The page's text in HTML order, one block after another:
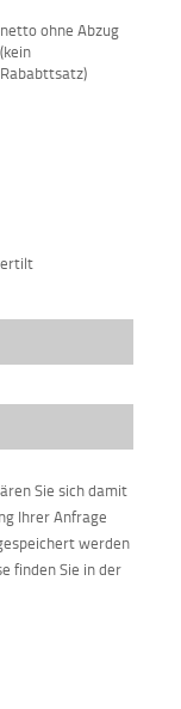
netto ohne Abzug
(kein
Rababttsatz)
Sie sich damit
Ihrer Anfrage
werden
finden Sie in der